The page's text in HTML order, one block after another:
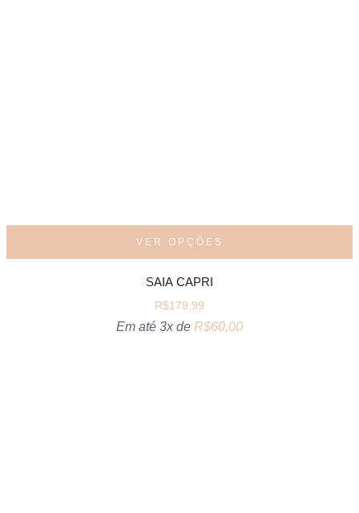
VER OPÇÕES
SAIA CAPRI
R$179,99
Em até 3x de R$60,00